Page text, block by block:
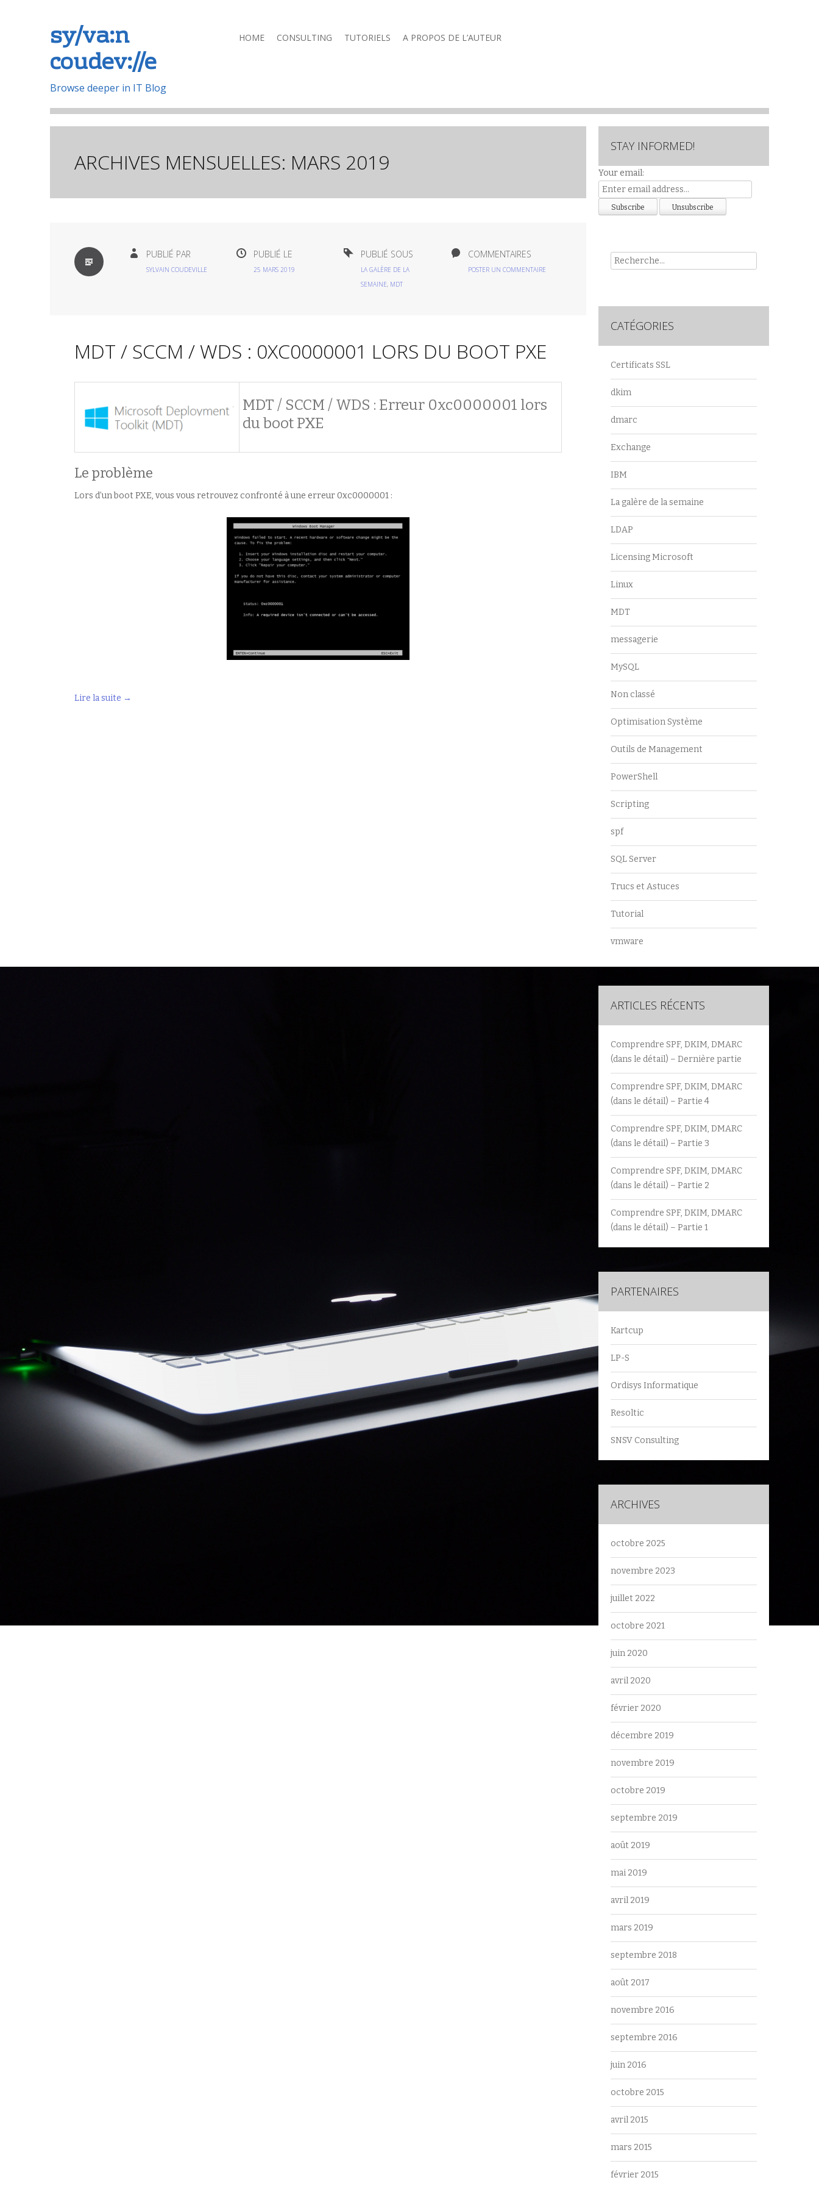
sy/va:n
coudev://e
Browse deeper in IT Blog
Aller
HOME CONSULTING TUTORIELS A PROPOS DE L’AUTEUR
ARCHIVES MENSUELLES: MARS 2019
PAR
DÉFAUT
PUBLIÉ PAR
SYLVAIN COUDEVILLE
PUBLIÉ LE
25 MARS 2019
PUBLIÉ SOUS
LA GALÈRE DE LA
SEMAINE, MDT
COMMENTAIRES
POSTER UN COMMENTAIRE
MDT / SCCM / WDS : 0XC0000001 LORS DU BOOT PXE
MDT / SCCM / WDS : Erreur 0xc0000001 lors
du boot PXE
Le problème
Lors d’un boot PXE, vous vous retrouvez confronté à une erreur 0xc0000001 :
Lire la suite →
STAY INFORMED!
Your email:
Rech
CATÉGORIES
Certificats SSL
dkim
dmarc
Exchange
IBM
La galère de la semaine
LDAP
Licensing Microsoft
Linux
MDT
messagerie
MySQL
Non classé
Optimisation Système
Outils de Management
PowerShell
Scripting
spf
SQL Server
Trucs et Astuces
Tutorial
vmware
ARTICLES RÉCENTS
Comprendre SPF, DKIM, DMARC
(dans le détail) – Dernière partie
Comprendre SPF, DKIM, DMARC
(dans le détail) – Partie 4
Comprendre SPF, DKIM, DMARC
(dans le détail) – Partie 3
Comprendre SPF, DKIM, DMARC
(dans le détail) – Partie 2
Comprendre SPF, DKIM, DMARC
(dans le détail) – Partie 1
PARTENAIRES
Kartcup
LP-S
Ordisys Informatique
Resoltic
SNSV Consulting
ARCHIVES
octobre 2025
novembre 2023
juillet 2022
octobre 2021
juin 2020
avril 2020
février 2020
décembre 2019
novembre 2019
octobre 2019
septembre 2019
août 2019
mai 2019
avril 2019
mars 2019
septembre 2018
août 2017
novembre 2016
septembre 2016
juin 2016
octobre 2015
avril 2015
mars 2015
février 2015